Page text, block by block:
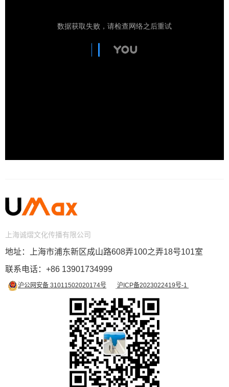
上海诚熠文化传播有限公司
地址：上海市浦东新区成山路608弄100之弄18号101室
联系电话： +86 13901734999
沪公网安备 31011502020174号 沪ICP备2023022419号-1